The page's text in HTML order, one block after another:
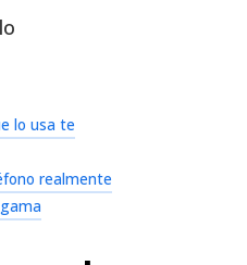
lo usa te
realmente